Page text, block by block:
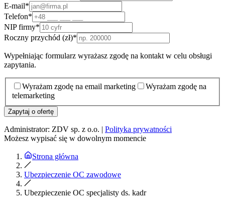
E-mail*
Telefon*
NIP firmy*
Roczny przychód (zł)*
Wypełniając formularz wyrażasz zgodę na kontakt w celu obsługi
zapytania.
Wyrażam zgodę na email marketing
Wyrażam zgodę na
telemarketing
Zapytaj o ofertę
Administrator: ZDV sp. z o.o. | Polityka prywatności
Możesz wypisać się w dowolnym momencie
Strona główna
Ubezpieczenie OC zawodowe
Ubezpieczenie OC specjalisty ds. kadr